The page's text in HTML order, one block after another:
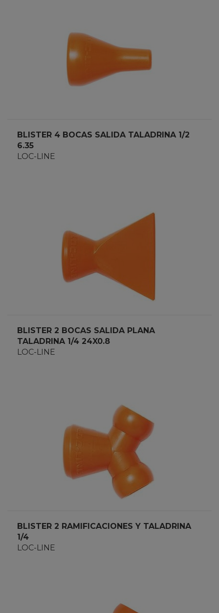
BLISTER 4 BOCAS SALIDA TALADRINA 1/2
6.35
LOC-LINE
BLISTER 2 BOCAS SALIDA PLANA
TALADRINA 1/4 24X0.8
LOC-LINE
BLISTER 2 RAMIFICACIONES Y TALADRINA
1/4
LOC-LINE